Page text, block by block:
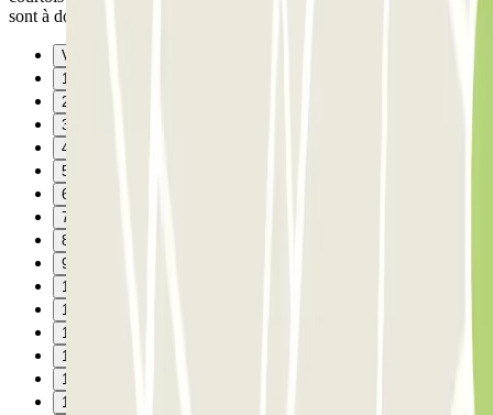
sont à double-sens et vraiment pas larges.
Vorige
1
2
3
4
5
6
7
8
9
10
11
12
13
14
15